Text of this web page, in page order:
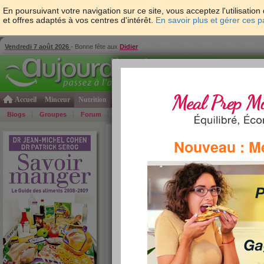
En poursuivant votre navigation sur ce site, vous acceptez
et offres adaptés à vos centres d'intérêt. En savoir plus et gérer ces
Vendredi 7 août 2026 - Bonne fête aux Didier
Accueil Minceur Nutrition Psycho & tests Forme & santé
Blogs Groupes Forum Bons Plans
Nouveau :